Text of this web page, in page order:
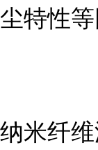
尘特性等
纳米纤